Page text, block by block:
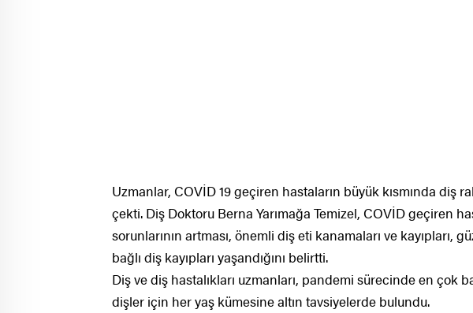
Uzmanlar, COVİD 19 geçiren hastaların büyük kısmında diş
çekti. Diş Doktoru Berna Yarımağa Temizel, COVİD geçiren
sorunlarının artması, önemli diş eti kanamaları ve kayıpları,
bağlı diş kayıpları yaşandığını belirtti.
Diş ve diş hastalıkları uzmanları, pandemi sürecinde en çok
dişler için her yaş kümesine altın tavsiyelerde bulundu.